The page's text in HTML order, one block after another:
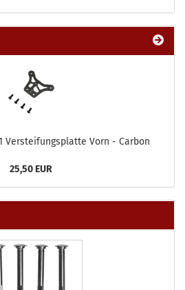
Versteifungsplatte Vorn - Carbon
25,50 EUR